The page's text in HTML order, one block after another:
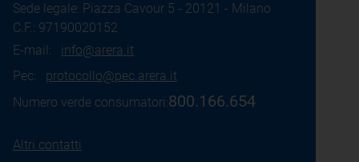
Sede legale: Piazza Cavour 5 - 20121 - Milano
C.F.: 97190020152
E-mail: info@arera.it
Pec: protocollo@pec.arera.it
Numero verde consumatori:800.166.654
Altri contatti